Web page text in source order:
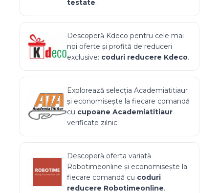
testate.
Descoperă Kdeco pentru cele mai
noi oferte și profită de reduceri
exclusive: coduri reducere Kdeco.
Explorează selecția Academiatitiaur
și economisește la fiecare comandă
cu cupoane Academiatitiaur
verificate zilnic.
Descoperă oferta variată
Robotimeonline și economisește la
fiecare comandă cu coduri
reducere Robotimeonline.